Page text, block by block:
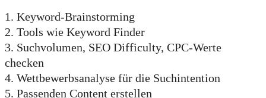
1. Keyword-Brainstorming
2. Tools wie Keyword Finder
3. Suchvolumen, SEO Difficulty, CPC-Werte
checken
4. Wettbewerbsanalyse für die Suchintention
5. Passenden Content erstellen